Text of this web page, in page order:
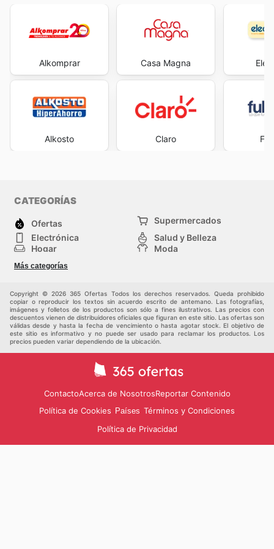
Alkomprar
Alkosto
Casa Magna
Claro
CATEGORÍAS
Ofertas
Supermercados
Electrónica
Salud y Belleza
Hogar
Moda
Herramientas y jardinería
Infancia
Más categorías
Copyright © 2026 365 Ofertas Todos los derechos reservados. Queda prohibido
copiar o reproducir los textos sin acuerdo escrito de antemano. Las fotografías,
imágenes y folletos de los productos son sólo a fines ilustrativos. Las precios con
descuentos vienen de distribuidores oficiales que figuran en este sitio. Las ofertas son
válidas desde y hasta la fecha de vencimiento o hasta agotar stock. El objetivo de
este sitio es informativo y no puede ser usado para reclamar los productos. Los
precios pueden variar dependiendo de la ubicación.
ContactoAcerca de NosotrosReportar Contenido
Política de Cookies Países Términos y Condiciones
Política de Privacidad